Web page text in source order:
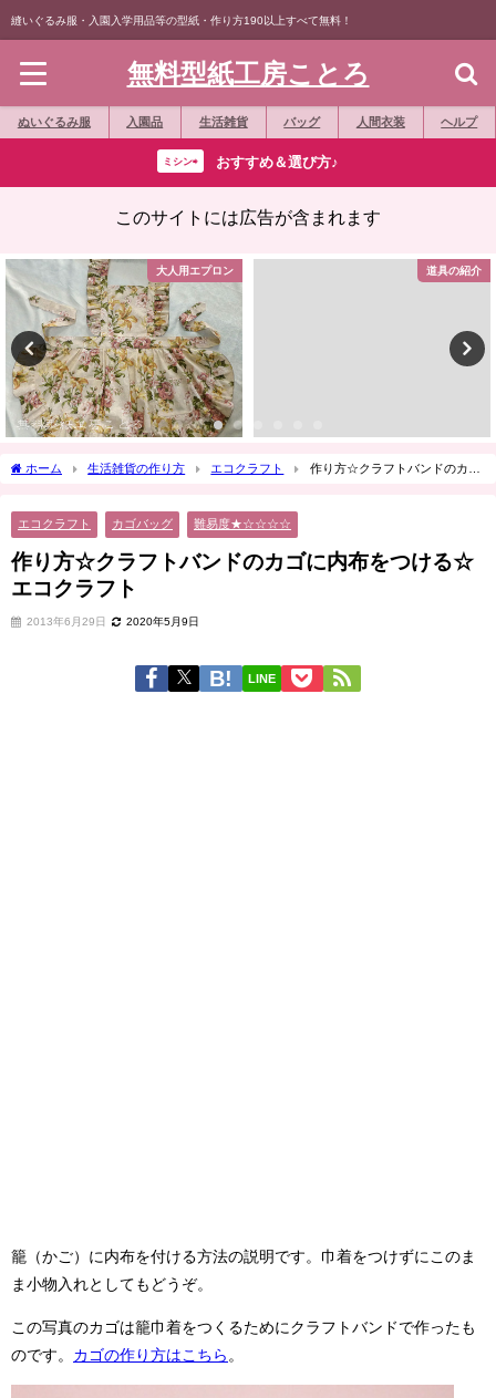
縫いぐるみ服・入園入学用品等の型紙・作り方190以上すべて無料！
無料型紙工房ことろ
ぬいぐるみ服 入園品 生活雑貨 バッグ 人間衣装 ヘルプ
ミシン⇨ おすすめ＆選び方♪
このサイトには広告が含まれます
大人用エプロン 道具の紹介
ホーム 生活雑貨の作り方 エコクラフト
作り方☆クラフトバンドのカゴ
エコクラフト カゴバッグ 難易度★☆☆☆☆
作り方☆クラフトバンドのカゴに内布をつける☆
エコクラフト
2013年6月29日 2020年5月9日
LINE
籠（かご）に内布を付ける方法の説明です。巾着をつけずにこのま
ま小物入れとしてもどうぞ。
この写真のカゴは籠巾着をつくるためにクラフトバンドで作ったも
のです。 カゴの作り方はこちら 。